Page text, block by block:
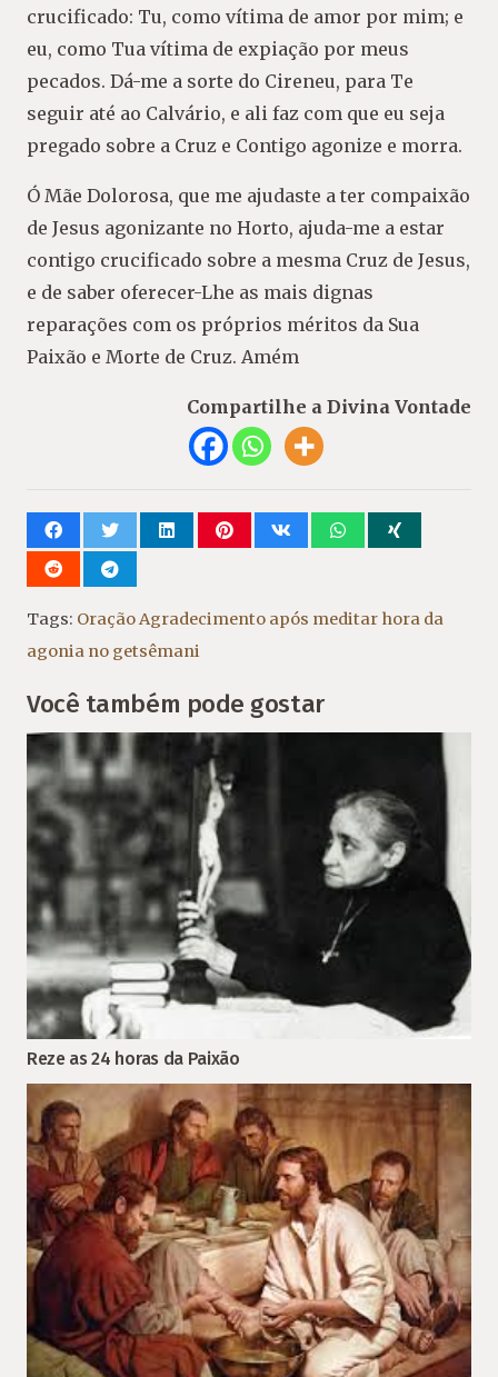
crucificado: Tu, como vítima de amor por mim; e
eu, como Tua vítima de expiação por meus
pecados. Dá-me a sorte do Cireneu, para Te
seguir até ao Calvário, e ali faz com que eu seja
pregado sobre a Cruz e Contigo agonize e morra.
Ó Mãe Dolorosa, que me ajudaste a ter compaixão
de Jesus agonizante no Horto, ajuda-me a estar
contigo crucificado sobre a mesma Cruz de Jesus,
e de saber oferecer-Lhe as mais dignas
reparações com os próprios méritos da Sua
Paixão e Morte de Cruz. Amém
Compartilhe a Divina Vontade
Tags: Oração Agradecimento após meditar hora da
agonia no getsêmani
Você também pode gostar
Reze as 24 horas da Paixão